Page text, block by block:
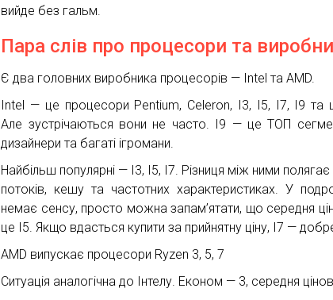
вийде без гальм.
Пара слів про процесори та
Є два головних виробника процесорів — Intel та AMD.
Intel — це процесори Pentium, Celeron, I3, I5, I7, I9 та
Але зустрічаються вони не часто. I9 — це ТОП
дизайнери та багаті ігромани.
Найбільш популярні — I3, I5, I7. Різниця між ними полягає
потоків, кешу та частотних характеристиках. У
немає сенсу, просто можна запам’ятати, що середня
це I5. Якщо вдасться купити за прийнятну ціну, I7 —
AMD випускає процесори Ryzen 3, 5, 7
Ситуація аналогічна до Інтелу. Економ — 3, середня